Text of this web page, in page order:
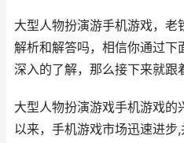
大型人物扮演游手机游戏，老
解析和解答吗，相信你通过下
深入的了解，那么接下来就跟
大型人物扮演游戏手机游戏的
以来，手机游戏市场迅速进步